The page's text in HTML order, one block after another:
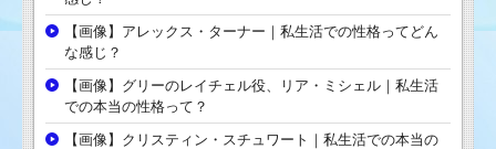
【画像】アレックス・ターナー｜私生活での性格ってどん
な感じ？
【画像】グリーのレイチェル役、リア・ミシェル｜私生活
での本当の性格って？
【画像】クリスティン・スチュワート｜私生活での本当の